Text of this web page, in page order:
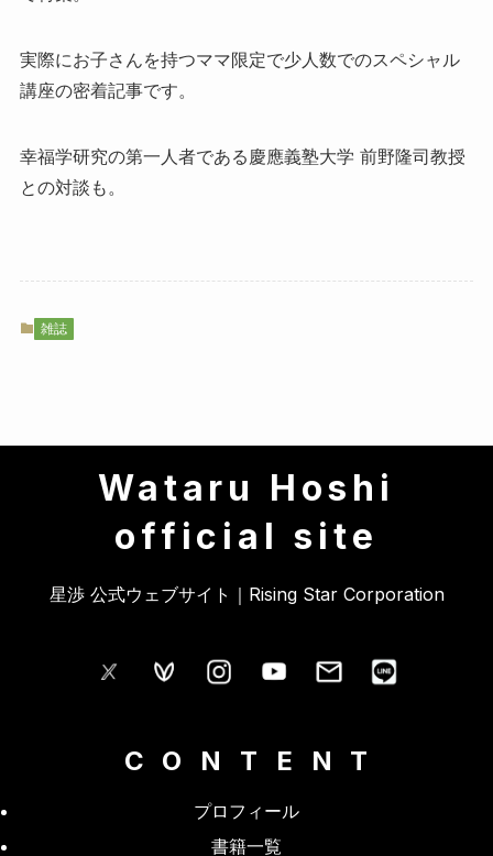
実際にお子さんを持つママ限定で少人数でのスペシャル
講座の密着記事です。
幸福学研究の第一人者である慶應義塾大学 前野隆司教授
との対談も。
雑誌
Wataru Hoshi
official site
星渉 公式ウェブサイト｜Rising Star Corporation
CONTENT
プロフィール
書籍一覧